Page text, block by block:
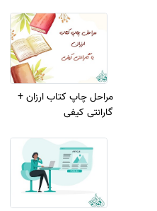
مراحل چاپ کتاب ارزان +
گارانتی کیفی